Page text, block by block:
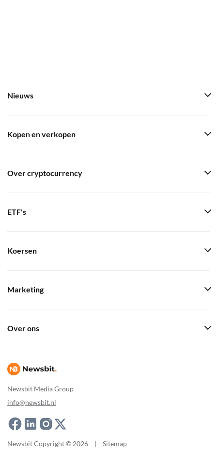
Newsbit Media Group
info@newsbit.nl
Nieuws
Kopen en verkopen
Over cryptocurrency
ETF's
Koersen
Marketing
Over ons
Newsbit Copyright © 2026 | Sitemap